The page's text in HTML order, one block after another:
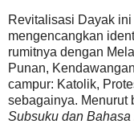
Revitalisasi Dayak
mengencangkan
rumitnya dengan
Punan,
campur: Katolik,
sebagainya. Menurut
Subsuku dan Bahasa